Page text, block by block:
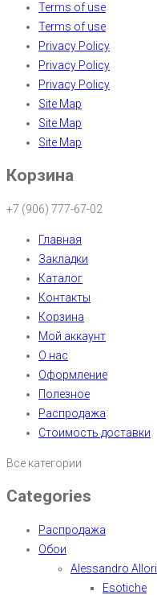
Terms of use
Terms of use
Privacy Policy
Privacy Policy
Privacy Policy
Site Map
Site Map
Site Map
Корзина
+7 (906) 777-67-02
Главная
Закладки
Каталог
Контакты
Корзина
Мой аккаунт
О нас
Оформление
Полезное
Распродажа
Стоимость доставки
Все категории
Categories
Распродажа
Обои
Alessandro Allori
Esotiche